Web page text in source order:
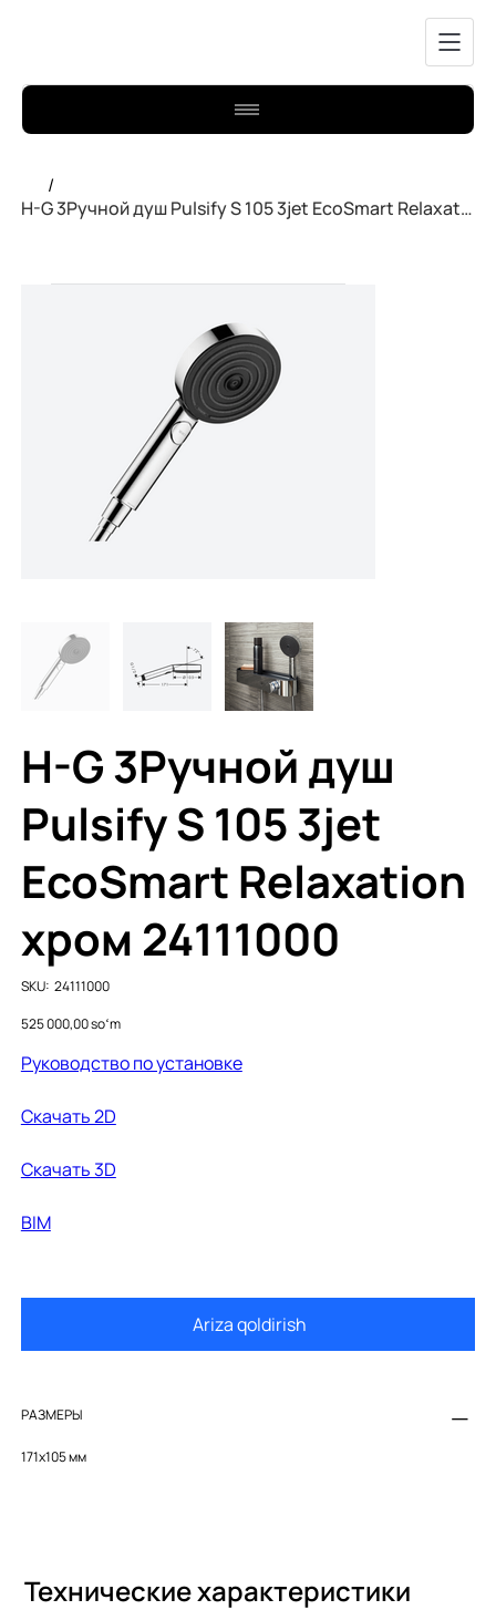
/
H-G 3Ручной душ Pulsify S 105 3jet EcoSmart Relaxation хром 24111000
H-G 3Ручной душ
Pulsify S 105 3jet
EcoSmart Relaxation
хром 24111000
SKU: SKU
24111000
24111000
Price
525 000,00 soʻm
Руководство по установке
Cкачать 2D
Cкачать 3D
BIM
Ariza qoldirish
РАЗМЕРЫ
171х105 мм
Технические характеристики